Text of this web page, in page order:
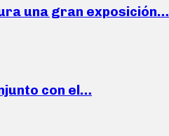
una gran exposición…
con el…